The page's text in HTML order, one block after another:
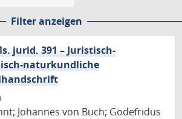
Filter anzeigen
jurid. 391 – Juristisch-
naturkundliche
Johannes von Buch; Godefridus